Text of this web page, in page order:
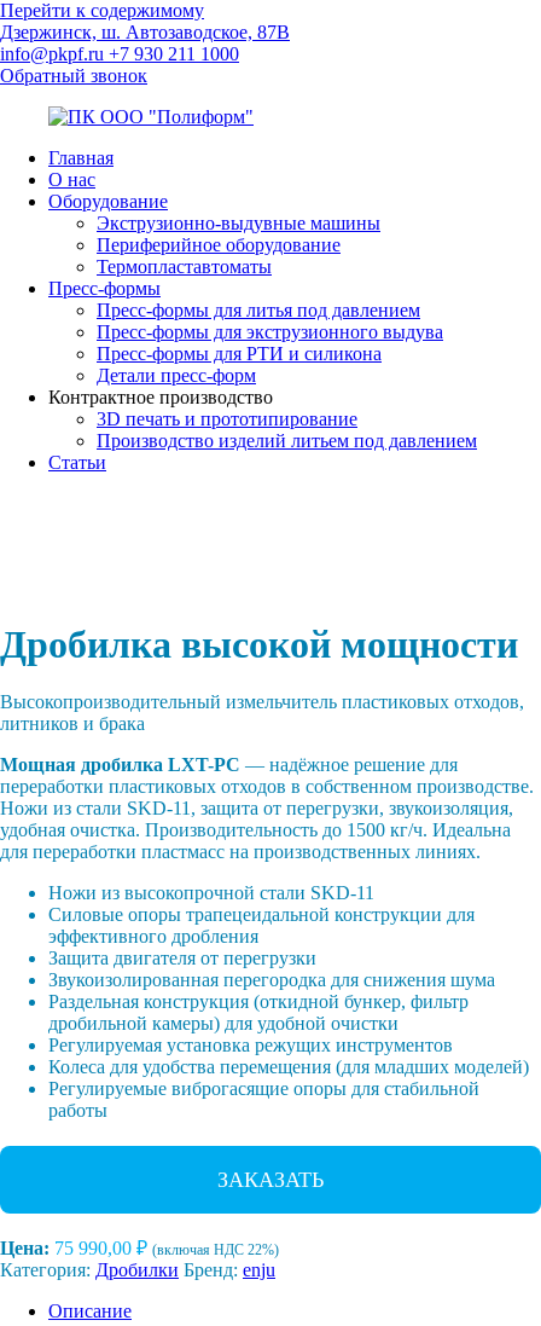
Перейти к содержимому
Дзержинск, ш. Автозаводское, 87В
info@pkpf.ru +7 930 211 1000
Обратный звонок
ООО
"Полиформ"
Комплексное
оснащение
полимерных
производств
Главная
О нас
Оборудование
Экструзионно-выдувные машины
Периферийное оборудование
Термопластавтоматы
Пресс-формы
Пресс-формы для литья под давлением
Пресс-формы для экструзионного выдува
Пресс-формы для РТИ и силикона
Детали пресс-форм
Контрактное производство
3D печать и прототипирование
Производство изделий литьем под давлением
Статьи
Дробилка высокой мощности
Высокопроизводительный измельчитель пластиковых отходов,
литников и брака
Мощная дробилка LXT-PC — надёжное решение для
переработки пластиковых отходов в собственном производстве.
Ножи из стали SKD-11, защита от перегрузки, звукоизоляция,
удобная очистка. Производительность до 1500 кг/ч. Идеальна
для переработки пластмасс на производственных линиях.
Ножи из высокопрочной стали SKD-11
Силовые опоры трапецеидальной конструкции для
эффективного дробления
Защита двигателя от перегрузки
Звукоизолированная перегородка для снижения шума
Раздельная конструкция (откидной бункер, фильтр
дробильной камеры) для удобной очистки
Регулируемая установка режущих инструментов
Колеса для удобства перемещения (для младших моделей)
Регулируемые виброгасящие опоры для стабильной
работы
ЗАКАЗАТЬ
Цена: 75 990,00 ₽ (включая НДС 22%)
Категория: Дробилки Бренд: enju
Описание